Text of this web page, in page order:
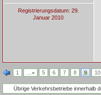
Registrierungsdatum: 29.
Januar 2010
1 5 6 7 8 9 10